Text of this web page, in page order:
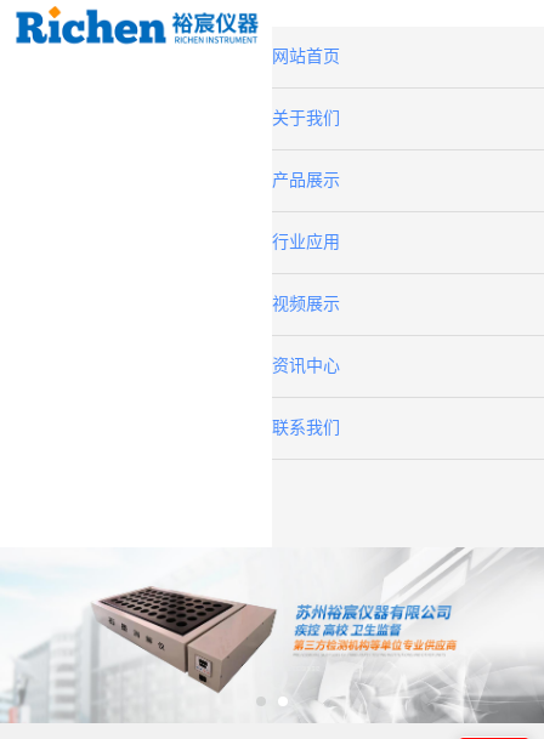
网站首页
关于我们
产品展示
行业应用
视频展示
资讯中心
联系我们